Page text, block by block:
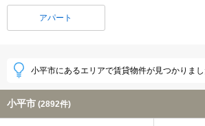
アパート
小平市にあるエリアで賃貸物件が見つかりまし
小平市 (2892件)